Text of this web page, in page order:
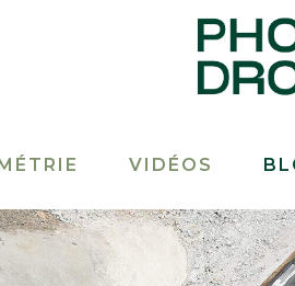
VIDÉOS